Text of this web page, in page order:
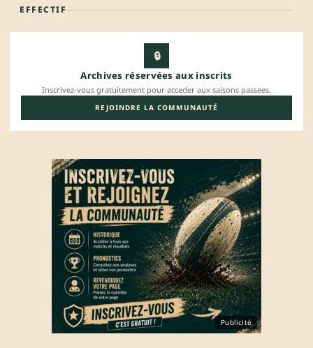
EFFECTIF
🔒
Archives réservées aux inscrits
Inscrivez-vous gratuitement pour acceder aux saisons passees.
REJOINDRE LA COMMUNAUTÉ
Publicité